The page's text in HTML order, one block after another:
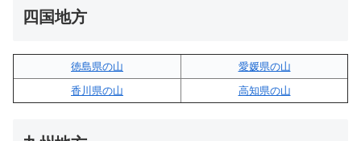
四国地方
徳島県の山
愛媛県の山
香川県の山
高知県の山